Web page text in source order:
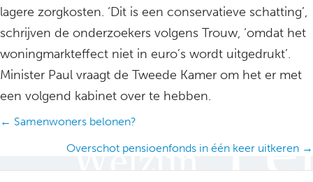
lagere zorgkosten. ‘Dit is een conservatieve schatting’,
schrijven de onderzoekers volgens Trouw, ‘omdat het
woningmarkteffect niet in euro’s wordt uitgedrukt’.
Minister Paul vraagt de Tweede Kamer om het er met
een volgend kabinet over te hebben.
Posts
navigation
← Samenwoners belonen?
Overschot pensioenfonds in één keer uitkeren →